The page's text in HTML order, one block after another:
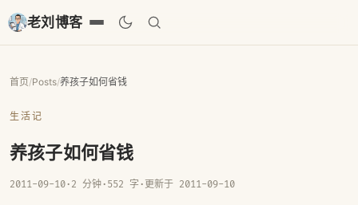
老刘博客
首页/Posts/养孩子如何省钱
生活记
养孩子如何省钱
2011-09-10· 2 分钟· 552 字 · 更新于 2011-09-10